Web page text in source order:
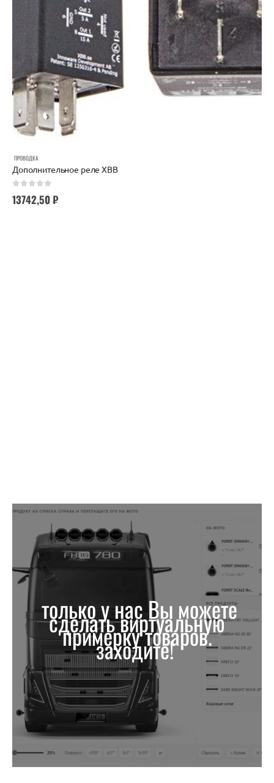
ПРОВОДКА
Дополнительное реле XBB
13742,50₽
только у нас Вы можете
сделать виртуальную
примерку товаров.
заходите!